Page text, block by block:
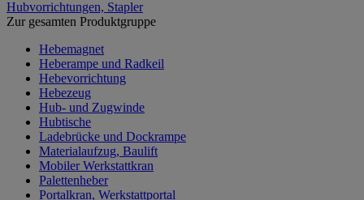
Hubvorrichtungen, Stapler
Zur gesamten Produktgruppe
Hebemagnet
Heberampe und Radkeil
Hebevorrichtung
Hebezeug
Hub- und Zugwinde
Hubtische
Ladebrücke und Dockrampe
Materialaufzug, Baulift
Mobiler Werkstattkran
Palettenheber
Portalkran, Werkstattportal